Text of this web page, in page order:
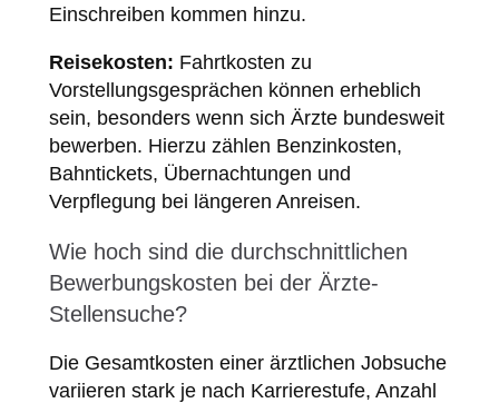
Einschreiben kommen hinzu.
Reisekosten: Fahrtkosten zu
Vorstellungsgesprächen können erheblich
sein, besonders wenn sich Ärzte bundesweit
bewerben. Hierzu zählen Benzinkosten,
Bahntickets, Übernachtungen und
Verpflegung bei längeren Anreisen.
Wie hoch sind die durchschnittlichen
Bewerbungskosten bei der Ärzte-
Stellensuche?
Die Gesamtkosten einer ärztlichen Jobsuche
variieren stark je nach Karrierestufe, Anzahl